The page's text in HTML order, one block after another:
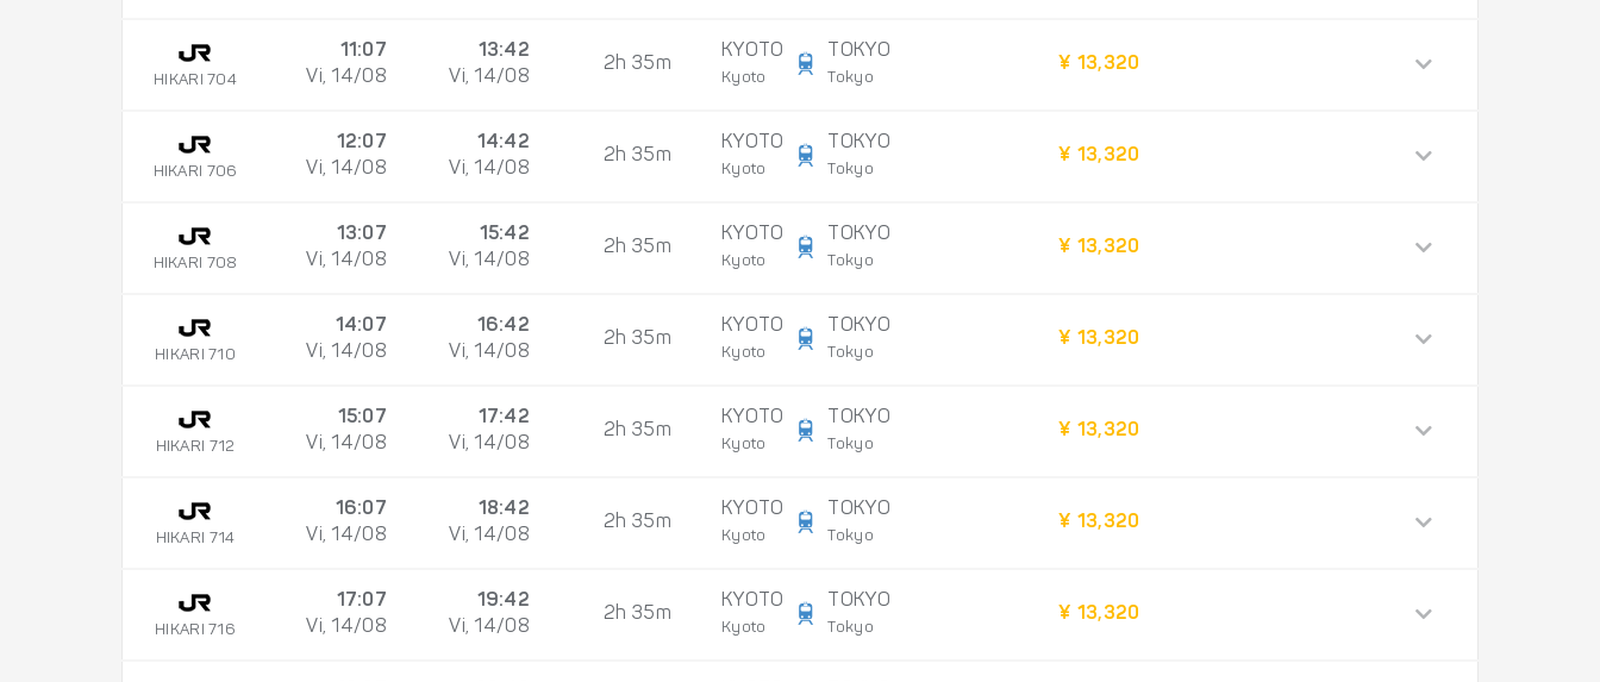
HIKARI 704
11:07
Vi, 14/08
13:42
Vi, 14/08
2h 35m
KYOTO
Kyoto
TOKYO
Tokyo
¥ 13,320
HIKARI 706
12:07
Vi, 14/08
14:42
Vi, 14/08
2h 35m
KYOTO
Kyoto
TOKYO
Tokyo
¥ 13,320
HIKARI 708
13:07
Vi, 14/08
15:42
Vi, 14/08
2h 35m
KYOTO
Kyoto
TOKYO
Tokyo
¥ 13,320
HIKARI 710
14:07
Vi, 14/08
16:42
Vi, 14/08
2h 35m
KYOTO
Kyoto
TOKYO
Tokyo
¥ 13,320
HIKARI 712
15:07
Vi, 14/08
17:42
Vi, 14/08
2h 35m
KYOTO
Kyoto
TOKYO
Tokyo
¥ 13,320
HIKARI 714
16:07
Vi, 14/08
18:42
Vi, 14/08
2h 35m
KYOTO
Kyoto
TOKYO
Tokyo
¥ 13,320
HIKARI 716
17:07
Vi, 14/08
19:42
Vi, 14/08
2h 35m
KYOTO
Kyoto
TOKYO
Tokyo
¥ 13,320